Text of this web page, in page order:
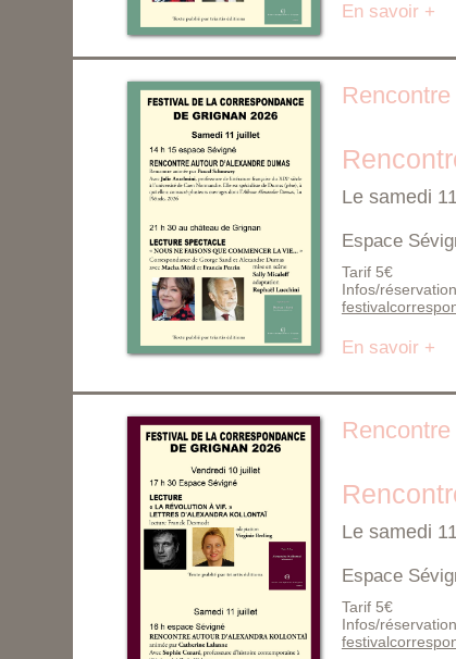
En savoir +
Rencontre
Le samedi
Espace
Tarif 5€
Infos/
En savoir +
Rencontre
Le samedi
Espace
Tarif 5€
Infos/